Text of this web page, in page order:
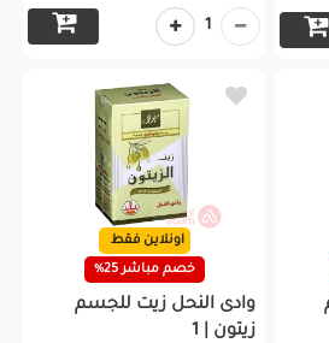
1
اونلاين فقط
خصم مباشر 25%
وادى النحل زيت للجسم
زيتون | 1